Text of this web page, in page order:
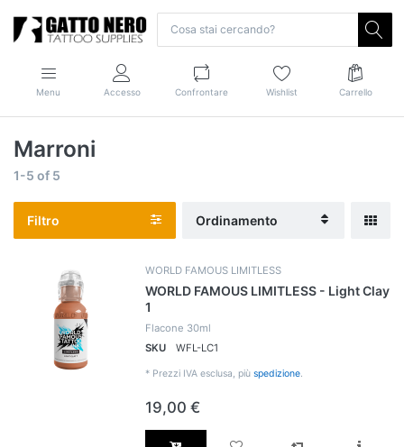
Menu Accesso Confrontare Wishlist Carrello
Marroni
1-5 of 5
Filtro Ordinamento
WORLD FAMOUS LIMITLESS
WORLD FAMOUS LIMITLESS - Light Clay
1
Flacone 30ml
SKU
WFL-LC1
* Prezzi IVA esclusa, più spedizione.
19,00 €